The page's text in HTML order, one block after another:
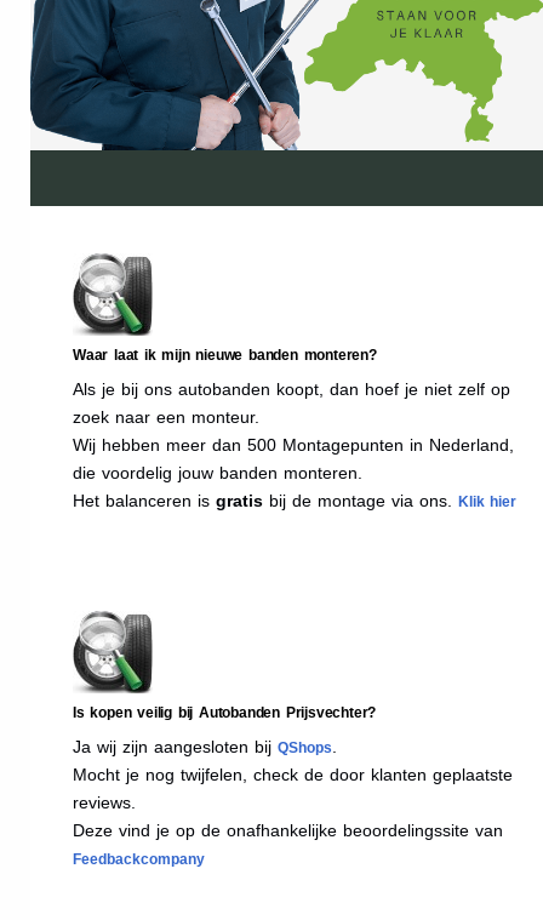
Waar laat ik mijn nieuwe banden monteren?
Als je bij ons autobanden koopt, dan hoef je niet zelf op
zoek naar een monteur.
Wij hebben meer dan 500 Montagepunten in Nederland,
die voordelig jouw banden monteren.
Het balanceren is gratis bij de montage via ons. Klik hier
Is kopen veilig bij Autobanden Prijsvechter?
Ja wij zijn aangesloten bij QShops
Mocht je nog twijfelen, check de door klanten geplaatste
reviews.
Deze vind je op de onafhankelijke beoordelingssite van
Feedbackcompany